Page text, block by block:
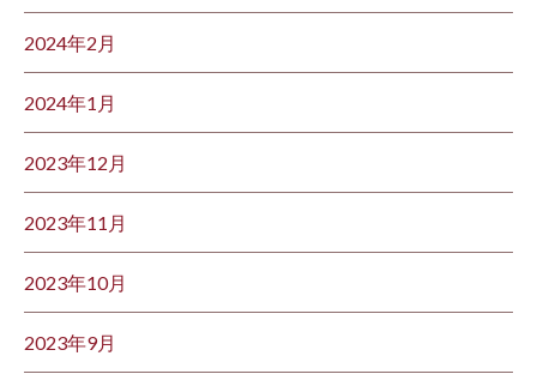
2024年2月
2024年1月
2023年12月
2023年11月
2023年10月
2023年9月